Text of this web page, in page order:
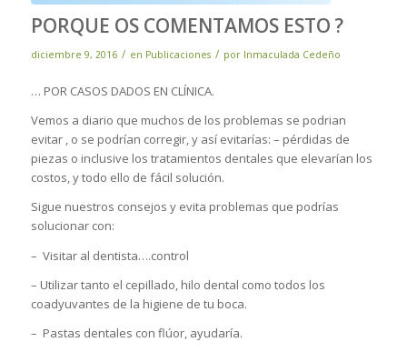
PORQUE OS COMENTAMOS ESTO ?
diciembre 9, 2016 / en Publicaciones / por Inmaculada Cedeño
… POR CASOS DADOS EN CLÍNICA.
Vemos a diario que muchos de los problemas se podrian
evitar , o se podrían corregir, y así evitarías: – pérdidas de
piezas o inclusive los tratamientos dentales que elevarían los
costos, y todo ello de fácil solución.
Sigue nuestros consejos y evita problemas que podrías
solucionar con:
– Visitar al dentista….control
– Utilizar tanto el cepillado, hilo dental como todos los
coadyuvantes de la higiene de tu boca.
– Pastas dentales con flúor, ayudaría.